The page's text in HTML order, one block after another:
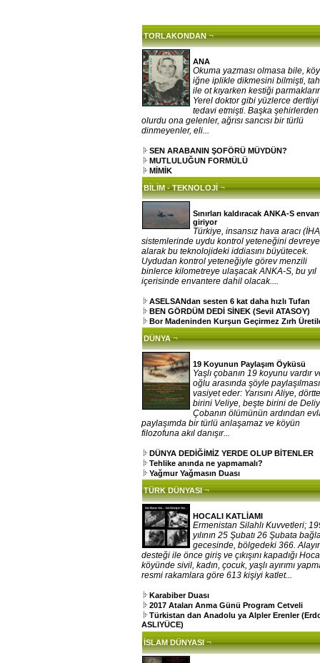
TORLAKONDAN ¬
ANA
Okuma yazması olmasa bile,
iğne iplikle dikmesini bilmişti,
ile ot kıyarken kestiği
Yerel doktor gibi yüzlerce
tedavi etmişti. Başka
olurdu ona gelenler, ağrısı sancısı bir türlü
dinmeyenler, eli...
SEN ARABANIN ŞOFÖRÜ MÜYDÜN?
MUTLULUĞUN FORMÜLÜ
MİMİK
BİLİM - TEKNOLOJİ ¬
Sınırları kaldıracak ANKA-S
giriyor
Türkiye, insansız hava aracı
sistemlerinde uydu kontrol yeteneğini devreye
alarak bu teknolojideki iddiasını büyütecek.
Uydudan kontrol yeteneğiyle görev menzili
binlerce kilometreye ulaşacak ANKA-S, bu yıl
içerisinde envantere dahil olacak....
ASELSANdan sesten 6 kat daha hızlı Tufan
BEN GÖRDÜM DEDİ SİNEK (Sevil ATASOY)
Bor Madeninden Kurşun Geçirmez Zırh
DÜNYA ¬
19 Koyunun Paylaşım Öyküsü
Yaşlı çobanın 19 koyunu vardır
oğlu arasında şöyle
vasiyet eder: Yarısını Aliye,
birini Veliye, beşte birini de
Çobanın ölümünün ardından
paylaşımda bir türlü anlaşamaz ve köyün
filozofuna akıl danışır...
DÜNYA DEDİĞİMİZ YERDE OLUP BİTENLER
Tehlike anında ne yapmamalı?
Yağmur Yağmasın Duası
TÜRK DÜNYASI ¬
HOCALI KATLİAMI
Ermenistan Silahlı Kuvvetleri;
yılının 25 Şubatı 26 Şubata
gecesinde, bölgedeki 366.
desteği ile önce giriş ve çıkışını kapadığı
köyünde sivil, kadın, çocuk, yaşlı ayırımı
resmi rakamlara göre 613 kişiyi katlet...
Karabiber Duası
2017 Ataları Anma Günü Program Cetveli
Türkistan dan Anadolu ya Alpler Erenler
ASLIYÜCE)
İSLAM DÜNYASI ¬